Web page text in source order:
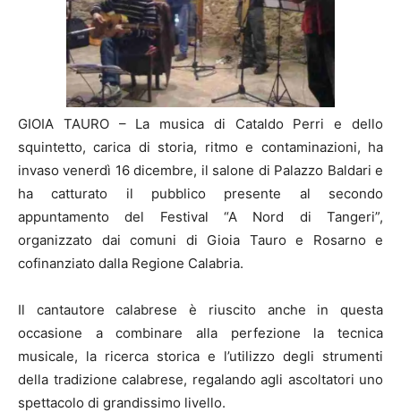
GIOIA TAURO – La musica di Cataldo Perri e dello
squintetto, carica di storia, ritmo e contaminazioni, ha
invaso venerdì 16 dicembre, il salone di Palazzo Baldari e
ha catturato il pubblico presente al secondo
appuntamento del Festival “A Nord di Tangeri”,
organizzato dai comuni di Gioia Tauro e Rosarno e
cofinanziato dalla Regione Calabria.
Il cantautore calabrese è riuscito anche in questa
occasione a combinare alla perfezione la tecnica
musicale, la ricerca storica e l’utilizzo degli strumenti
della tradizione calabrese, regalando agli ascoltatori uno
spettacolo di grandissimo livello.